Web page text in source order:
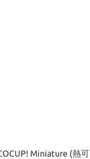
Miniature (熱可